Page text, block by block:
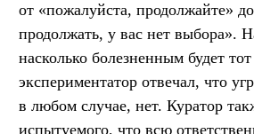
от «пожалуйста, продолжайте»
продолжать, у вас нет выбора».
насколько болезненным будет
экспериментатор отвечал, что
в любом случае, нет. Куратор
испытуемого, что всю